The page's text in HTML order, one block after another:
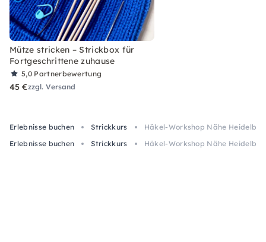
Mütze stricken – Strickbox für
Fortgeschrittene zuhause
5,0 Partnerbewertung
45 €zzgl. Versand
Erlebnisse buchen Strickkurs
Häkel-Workshop Nähe
Erlebnisse buchen
Strickkurs Häkel-Workshop Nähe